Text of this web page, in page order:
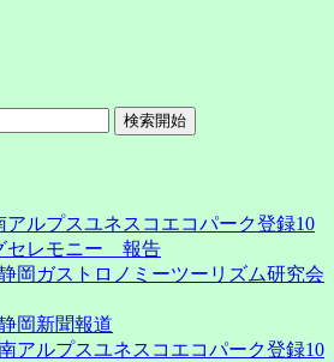
ルプスユネスコエコパーク登録10
セレモニー 報告
岡ガストロノミーツーリズム研究会
岡新聞報道
アルプスユネスコエコパーク登録10